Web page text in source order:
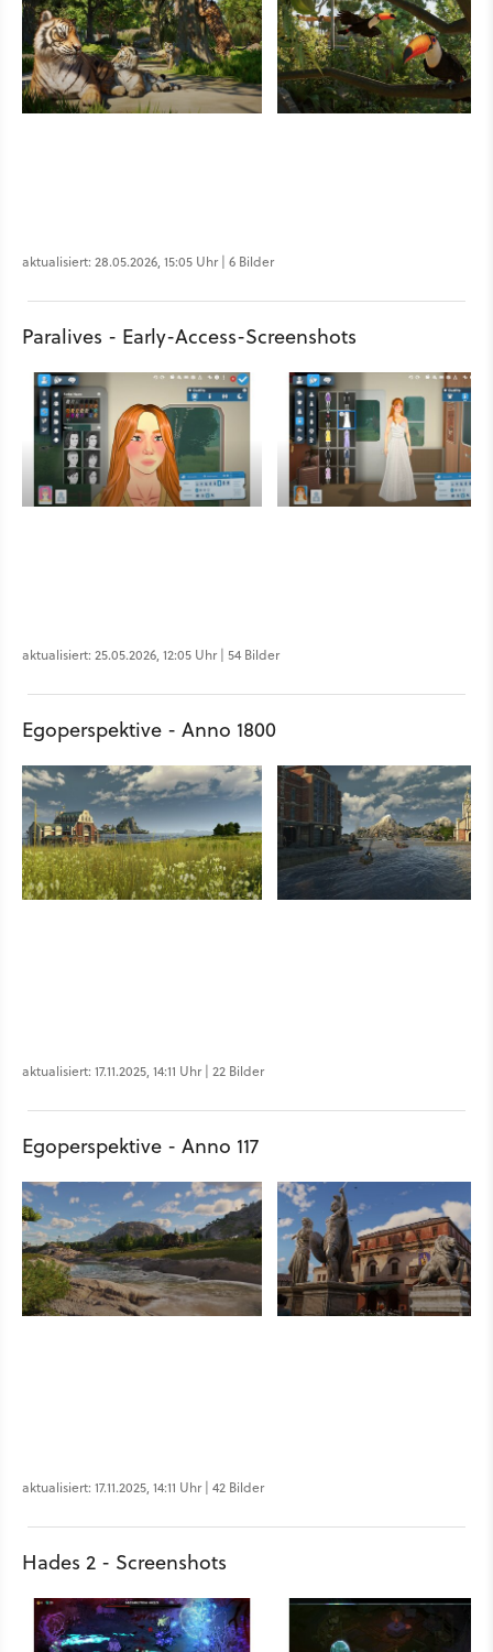
aktualisiert: 28.05.2026, 15:05 Uhr | 6 Bilder
Paralives - Early-Access-Screenshots
aktualisiert: 25.05.2026, 12:05 Uhr | 54 Bilder
Egoperspektive - Anno 1800
aktualisiert: 17.11.2025, 14:11 Uhr | 22 Bilder
Egoperspektive - Anno 117
aktualisiert: 17.11.2025, 14:11 Uhr | 42 Bilder
Hades 2 - Screenshots